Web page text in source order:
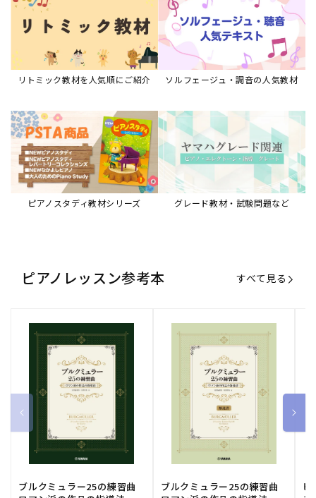
リトミック教材を人気順にご紹介 ソルフェージュ・調音の人気教材
ピアノスタディ教材シリーズ グレード教材・試験問題など
ピアノレッスン参考本 すべて見る
ブルクミュラー25の練習曲
ブルクミュラー25の練習曲
ピ